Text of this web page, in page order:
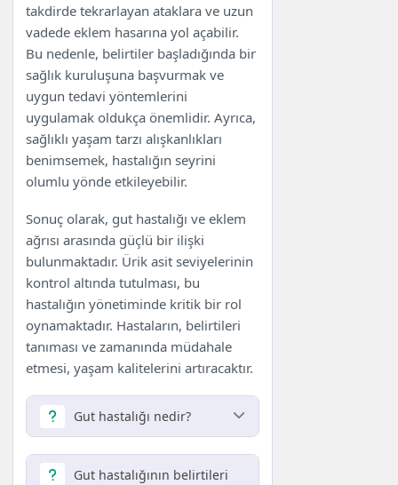
takdirde tekrarlayan ataklara ve uzun
vadede eklem hasarına yol açabilir.
Bu nedenle, belirtiler başladığında bir
sağlık kuruluşuna başvurmak ve
uygun tedavi yöntemlerini
uygulamak oldukça önemlidir. Ayrıca,
sağlıklı yaşam tarzı alışkanlıkları
benimsemek, hastalığın seyrini
olumlu yönde etkileyebilir.
Sonuç olarak, gut hastalığı ve eklem
ağrısı arasında güçlü bir ilişki
bulunmaktadır. Ürik asit seviyelerinin
kontrol altında tutulması, bu
hastalığın yönetiminde kritik bir rol
oynamaktadır. Hastaların, belirtileri
tanıması ve zamanında müdahale
etmesi, yaşam kalitelerini artıracaktır.
Gut hastalığı nedir?
Gut hastalığı, vücutta ürik asit
seviyelerinin yükselmesi sonucu
Gut hastalığının belirtileri